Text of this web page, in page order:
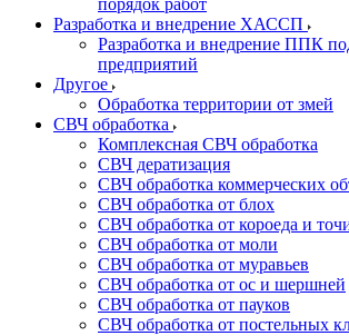
порядок работ
Разработка и внедрение ХАССП
Разработка и внедрение ППК
предприятий
Другое
Обработка территории от змей
СВЧ обработка
Комплексная СВЧ обработка
СВЧ дератизация
СВЧ обработка коммерческих
СВЧ обработка от блох
СВЧ обработка от короеда и
СВЧ обработка от моли
СВЧ обработка от муравьев
СВЧ обработка от ос и шершней
СВЧ обработка от пауков
СВЧ обработка от постельных